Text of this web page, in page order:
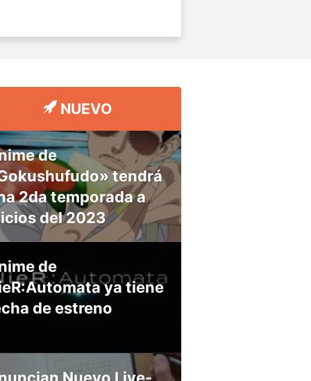
NUEVO
de
tendrá
2da temporada a
del 2023
de
ya tiene
de estreno